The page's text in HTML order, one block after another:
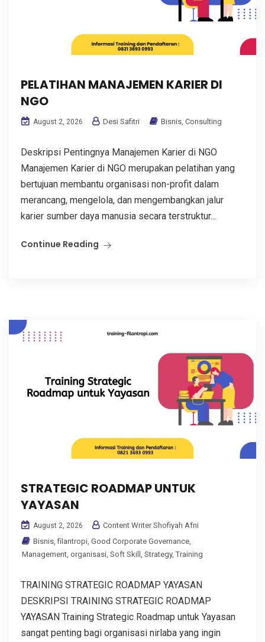
PELATIHAN MANAJEMEN KARIER DI
NGO
August 2, 2026 Desi Safitri Bisnis Consulting
Deskripsi Pentingnya Manajemen Karier di NGO
Manajemen Karier di NGO merupakan pelatihan yang
bertujuan membantu organisasi non-profit dalam
merancang, mengelola, dan mengembangkan jalur
karier sumber daya manusia secara terstruktur...
Continue Reading
STRATEGIC ROADMAP UNTUK
YAYASAN
August 2, 2026
Content Writer Shofiyah Afni
Bisnis ,filantropi Good Corporate Governance
Management organisasi Soft Skill Strategy, Training
TRAINING STRATEGIC ROADMAP YAYASAN
DESKRIPSI TRAINING STRATEGIC ROADMAP
YAYASAN Training Strategic Roadmap untuk Yayasan
sangat penting bagi organisasi nirlaba yang ingin